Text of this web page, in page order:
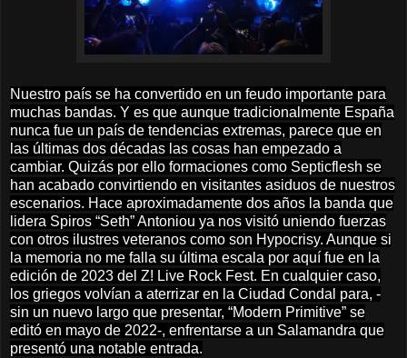
Nuestro país se ha convertido en un feudo importante para
muchas bandas. Y es que aunque tradicionalmente España
nunca fue un país de tendencias extremas, parece que en
las últimas dos décadas las cosas han empezado a
cambiar. Quizás por ello formaciones como Septicflesh se
han acabado convirtiendo en visitantes asiduos de nuestros
escenarios. Hace aproximadamente dos años la banda que
lidera Spiros “Seth” Antoniou ya nos visitó uniendo fuerzas
con otros ilustres veteranos como son Hypocrisy. Aunque si
la memoria no me falla su última escala por aquí fue en la
edición de 2023 del Z! Live Rock Fest. En cualquier caso,
los griegos volvían a aterrizar en la Ciudad Condal para, -
sin un nuevo largo que presentar, “Modern Primitive” se
editó en mayo de 2022-, enfrentarse a un Salamandra que
presentó una notable entrada.